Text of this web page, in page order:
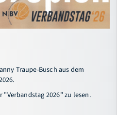
Traupe-Busch aus dem
"Verbandstag 2026"zu lesen.